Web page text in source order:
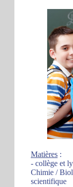
Matières :
- collège et
Chimie /
scientifique